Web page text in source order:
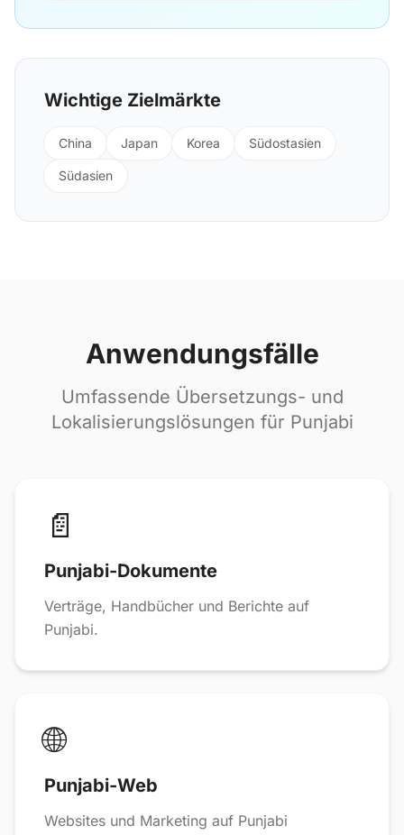
Wichtige Zielmärkte
China Japan Korea Südostasien
Südasien
Anwendungsfälle
Umfassende Übersetzungs- und
Lokalisierungslösungen für Punjabi
📄
Punjabi-Dokumente
Verträge, Handbücher und Berichte auf
Punjabi.
🌐
Punjabi-Web
Websites und Marketing auf Punjabi